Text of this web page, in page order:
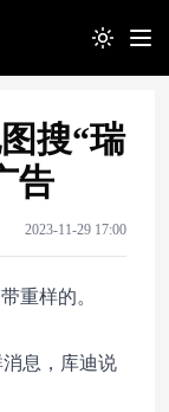
Toggle
搜“瑞
告
2023-11-29 17:00
重样的。
息，库迪说